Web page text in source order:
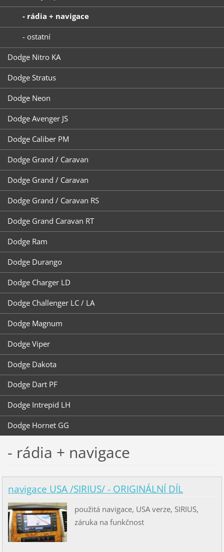
- rádia + navigace
- ostatní
Dodge Nitro KA
Dodge Stratus
Dodge Neon
Dodge Avenger JS
Dodge Caliber PM
Dodge Grand / Caravan
Dodge Grand / Caravan
Dodge Grand / Caravan RS
Dodge Grand Caravan RT
Dodge Ram
Dodge Durango
Dodge Charger LD
Dodge Challenger LC / LA
Dodge Magnum
Dodge Viper
Dodge Dakota
Dodge Dart PF
Dodge Intrepid LH
Dodge Hornet GG
- rádia + navigace
navigace USA /SIRIUS/ - ORIGINÁLNÍ DÍL
použitá navigace, USA verze, SIRIUS,
záruka na funkčnost